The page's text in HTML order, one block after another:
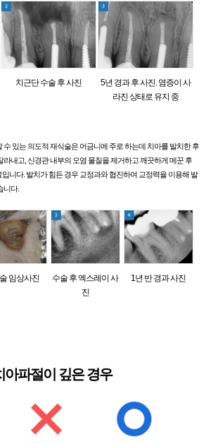
치근단 수술 후 사진
5년 경과 후 사진. 염증이 사
라진 상태로 유지 중
수 있는 의도적 재식술은 어금니에 주로 하는데 치아를 발치한 후
라내고, 신경관 내부의 오염 물질을 제거하고 깨끗하게 메꾼 후
니다. 발치가 힘든 경우 교정과와 협진하여 교정력을 이용해 발
니다.
임상사진
수술 후 엑스레이 사
진
1년 반 경과 사진
아파절이 깊은 경우